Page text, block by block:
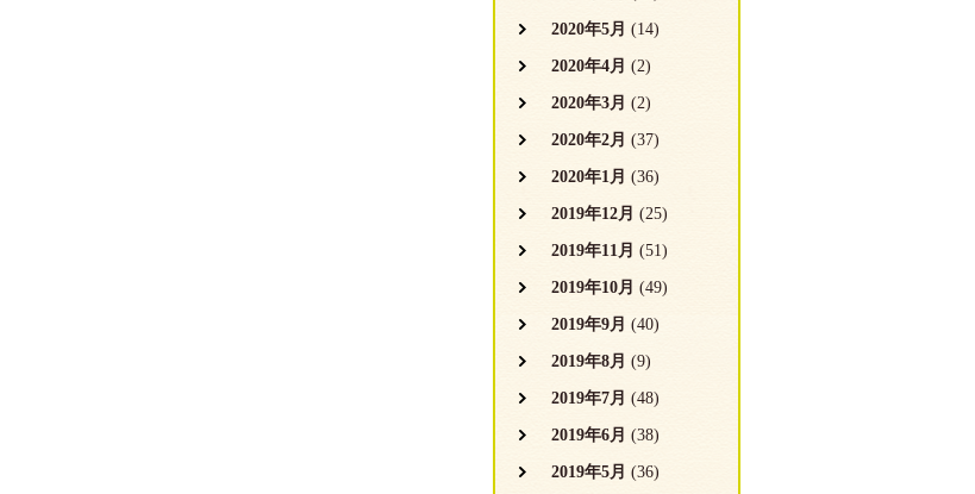
2020年5月 (14)
2020年4月 (2)
2020年3月 (2)
2020年2月 (37)
2020年1月 (36)
2019年12月 (25)
2019年11月 (51)
2019年10月 (49)
2019年9月 (40)
2019年8月 (9)
2019年7月 (48)
2019年6月 (38)
2019年5月 (36)